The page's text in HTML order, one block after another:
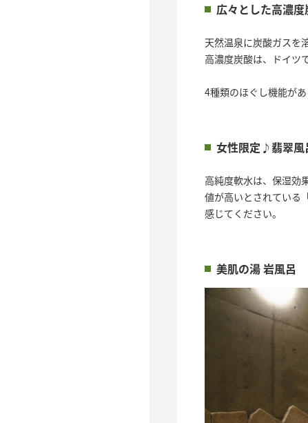
広々とした高濃度
天然温泉に炭酸ガスを
高濃度炭酸は、ドイツ
4種類のほぐし機能が
女性限定♪翡翠風
高純度軟水は、保湿効
値が高いとされている
感じてください。
美肌の湯 岩風呂